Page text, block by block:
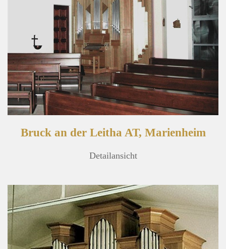
Bruck an der Leitha AT, Marienheim
Detailansicht